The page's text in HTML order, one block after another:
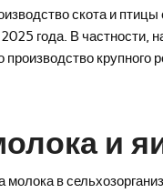
скота и
года. В частности,
крупного
и
в